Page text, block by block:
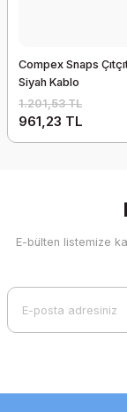
Compex Snaps
Siyah Kablo
1.201,53 TL
961,23 TL
E-bülten listemize